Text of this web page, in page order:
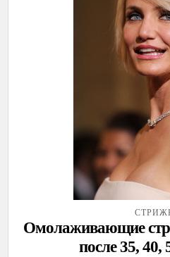
Омолаживающие
после 35, 40,